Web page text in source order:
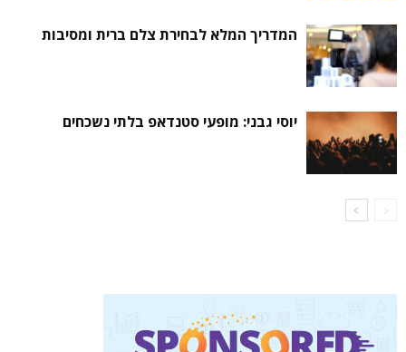
המדריך המלא לבחירת צלם ברית ומסיבות
יוסי גבני: מופעי סטנדאפ בלתי נשכחים